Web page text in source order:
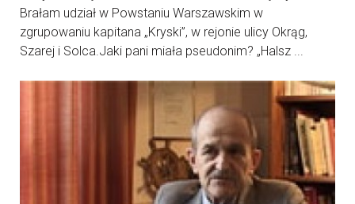
Brałam udział w Powstaniu Warszawskim w
zgrupowaniu kapitana „Kryski”, w rejonie ulicy Okrąg,
Szarej i Solca.Jaki pani miała pseudonim? „Halsz ...